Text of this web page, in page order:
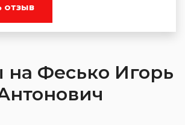
отзыв
Фесько Игорь